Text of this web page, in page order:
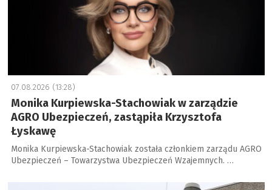
07.08.2026 (13:28)
Monika Kurpiewska-Stachowiak w zarządzie
AGRO Ubezpieczeń, zastąpiła Krzysztofa
Łyskawę
Monika Kurpiewska-Stachowiak została członkiem zarządu AGRO
Ubezpieczeń – Towarzystwa Ubezpieczeń Wzajemnych. …